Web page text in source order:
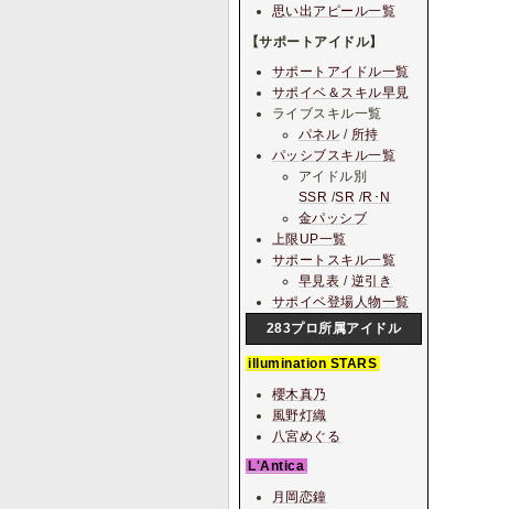
思い出アピール一覧
【サポートアイドル】
サポートアイドル一覧
サポイベ＆スキル早見
ライブスキル一覧
パネル / 所持
パッシブスキル一覧
アイドル別
SSR /SR /R･N
金パッシブ
上限UP一覧
サポートスキル一覧
早見表 / 逆引き
サポイベ登場人物一覧
283プロ所属アイドル
illumination STARS
櫻木真乃
風野灯織
八宮めぐる
L'Antica
月岡恋鐘